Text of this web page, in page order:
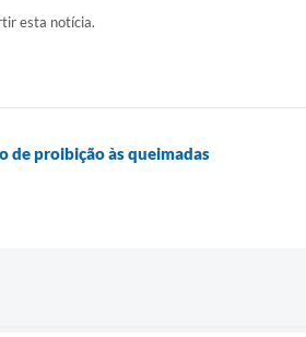
esta notícia.
de proibição às queimadas